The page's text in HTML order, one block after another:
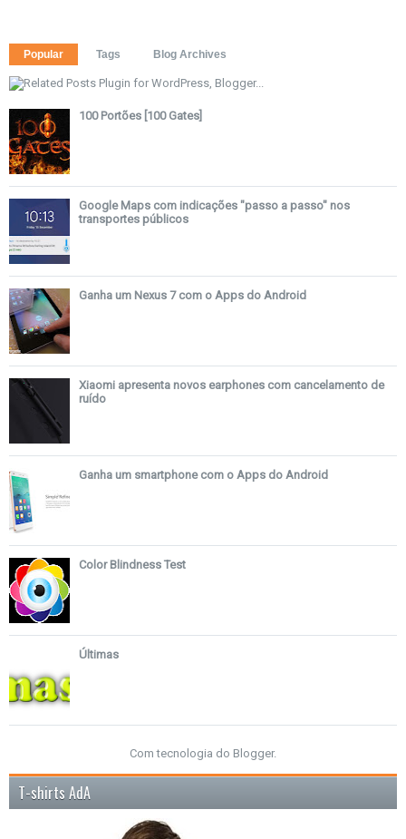
Popular Tags Blog Archives
100 Portões [100 Gates]
Google Maps com indicações "passo a passo" nos
transportes públicos
Ganha um Nexus 7 com o Apps do Android
Xiaomi apresenta novos earphones com cancelamento de
ruído
Ganha um smartphone com o Apps do Android
Color Blindness Test
Últimas
Com tecnologia do Blogger.
T-shirts AdA